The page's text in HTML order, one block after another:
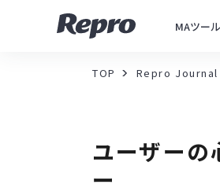
MAツール
TOP Repro Journal
ユーザー
ー